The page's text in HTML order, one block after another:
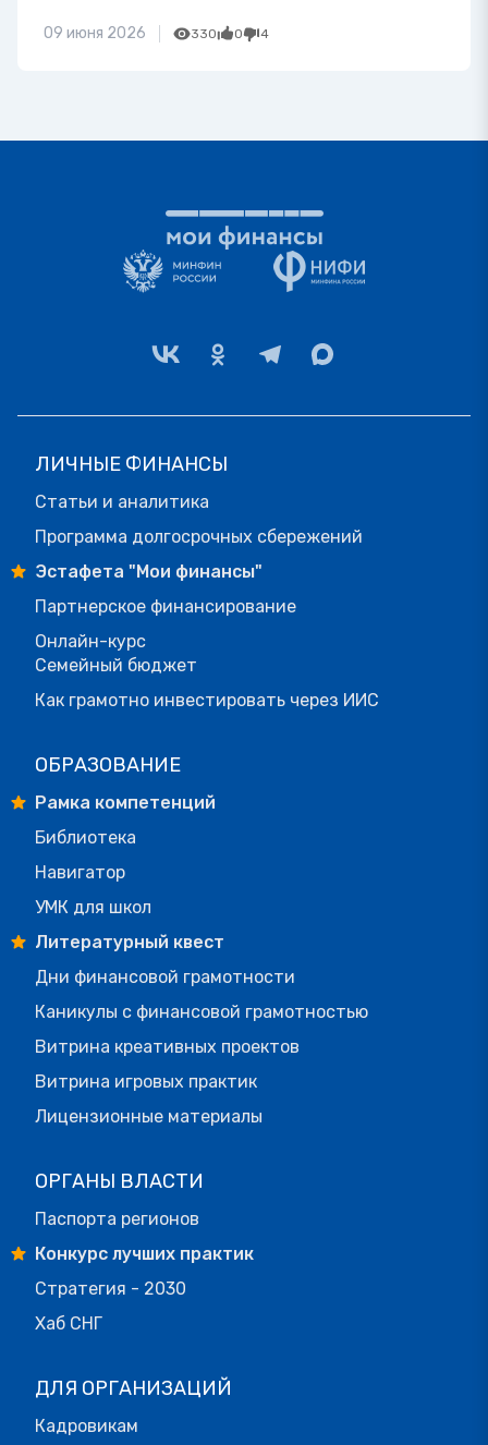
09 июня 2026 330 0 4
ЛИЧНЫЕ ФИНАНСЫ
Статьи и аналитика
Программа долгосрочных сбережений
Эстафета "Мои финансы"
Партнерское финансирование
Онлайн-курс
Семейный бюджет
Как грамотно инвестировать через ИИС
ОБРАЗОВАНИЕ
Рамка компетенций
Библиотека
Навигатор
УМК для школ
Литературный квест
Дни финансовой грамотности
Каникулы с финансовой грамотностью
Витрина креативных проектов
Витрина игровых практик
Лицензионные материалы
ОРГАНЫ ВЛАСТИ
Паспорта регионов
Конкурс лучших практик
Стратегия - 2030
Хаб СНГ
ДЛЯ ОРГАНИЗАЦИЙ
Кадровикам